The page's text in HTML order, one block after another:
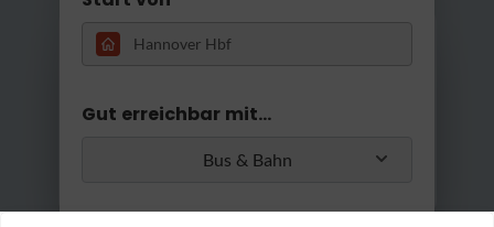
RatterRatter...
Gut erreichbar mit...
Bus & Bahn